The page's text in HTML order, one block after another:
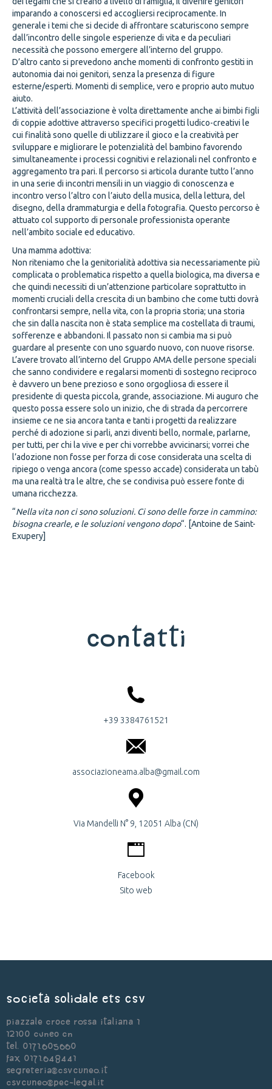
imparando a conoscersi ed accogliersi reciprocamente. In
generale i temi che si decide di affrontare scaturiscono sempre
dall’incontro delle singole esperienze di vita e da peculiari
necessità che possono emergere all’interno del gruppo.
D’altro canto si prevedono anche momenti di confronto gestiti in
autonomia dai noi genitori, senza la presenza di figure
esterne/esperti. Momenti di semplice, vero e proprio auto mutuo
aiuto.
L’attività dell’associazione è volta direttamente anche ai bimbi figli
di coppie adottive attraverso specifici progetti ludico-creativi le
cui finalità sono quelle di utilizzare il gioco e la creatività per
sviluppare e migliorare le potenzialità del bambino favorendo
simultaneamente i processi cognitivi e relazionali nel confronto e
aggregamento tra pari. Il percorso si articola durante tutto l’anno
in una serie di incontri mensili in un viaggio di conoscenza e
incontro verso l’altro con l’aiuto della musica, della lettura, del
disegno, della drammaturgia e della fotografia. Questo percorso è
attuato col supporto di personale professionista operante
nell’ambito sociale ed educativo.
Una mamma adottiva:
Non riteniamo che la genitorialità adottiva sia necessariamente più
complicata o problematica rispetto a quella biologica, ma diversa e
che quindi necessiti di un’attenzione particolare soprattutto in
momenti cruciali della crescita di un bambino che come tutti dovrà
confrontarsi sempre, nella vita, con la propria storia; una storia
che sin dalla nascita non è stata semplice ma costellata di traumi,
sofferenze e abbandoni. Il passato non si cambia ma si può
guardare al presente con uno sguardo nuovo, con nuove risorse.
L’avere trovato all’interno del Gruppo AMA delle persone speciali
che sanno condividere e regalarsi momenti di sostegno reciproco
è davvero un bene prezioso e sono orgogliosa di essere il
presidente di questa piccola, grande, associazione. Mi auguro che
questo possa essere solo un inizio, che di strada da percorrere
insieme ce ne sia ancora tanta e tanti i progetti da realizzare
perché di adozione si parli, anzi diventi bello, normale, parlarne,
per tutti, per chi la vive e per chi vorrebbe avvicinarsi; vorrei che
l’adozione non fosse per forza di cose considerata una scelta di
ripiego o venga ancora (come spesso accade) considerata un tabù
ma una realtà tra le altre, che se condivisa può essere fonte di
umana ricchezza.
“Nella vita non ci sono soluzioni. Ci sono delle forze in cammino:
bisogna crearle, e le soluzioni vengono dopo“. [Antoine de Saint-
Exupery]
Contatti
+39 3384761521
associazioneama.alba@gmail.com
Via Mandelli N° 9, 12051 Alba (CN)
Facebook
Sito web
Società Solidale ets CSV
Piazzale Croce Rossa Italiana 1
12100 Cuneo CN
Tel. 0171.605660
Fax 0171.648441
segreteria@csvcuneo.it
csvcuneo@pec-legal.it